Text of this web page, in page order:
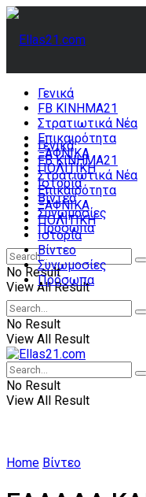
Γενικά
FB ΚΙΝΗΜΑ21
Στρατιωτικά Νέα
Επικαιρότητα
ΞΑΦΝΙΚΑ
ΠΟΛΙΤΙΚΗ
Ιστορία
Βίντεο
Συνωμοσίες
Πρόσωπα
No Result
View All Result
Γενικά
FB ΚΙΝΗΜΑ21
Στρατιωτικά Νέα
Επικαιρότητα
ΞΑΦΝΙΚΑ
ΠΟΛΙΤΙΚΗ
Ιστορία
Βίντεο
Συνωμοσίες
Πρόσωπα
No Result
View All Result
No Result
View All Result
Home Βίντεο